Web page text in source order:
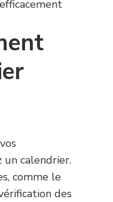
un calendrier.
comme le
des